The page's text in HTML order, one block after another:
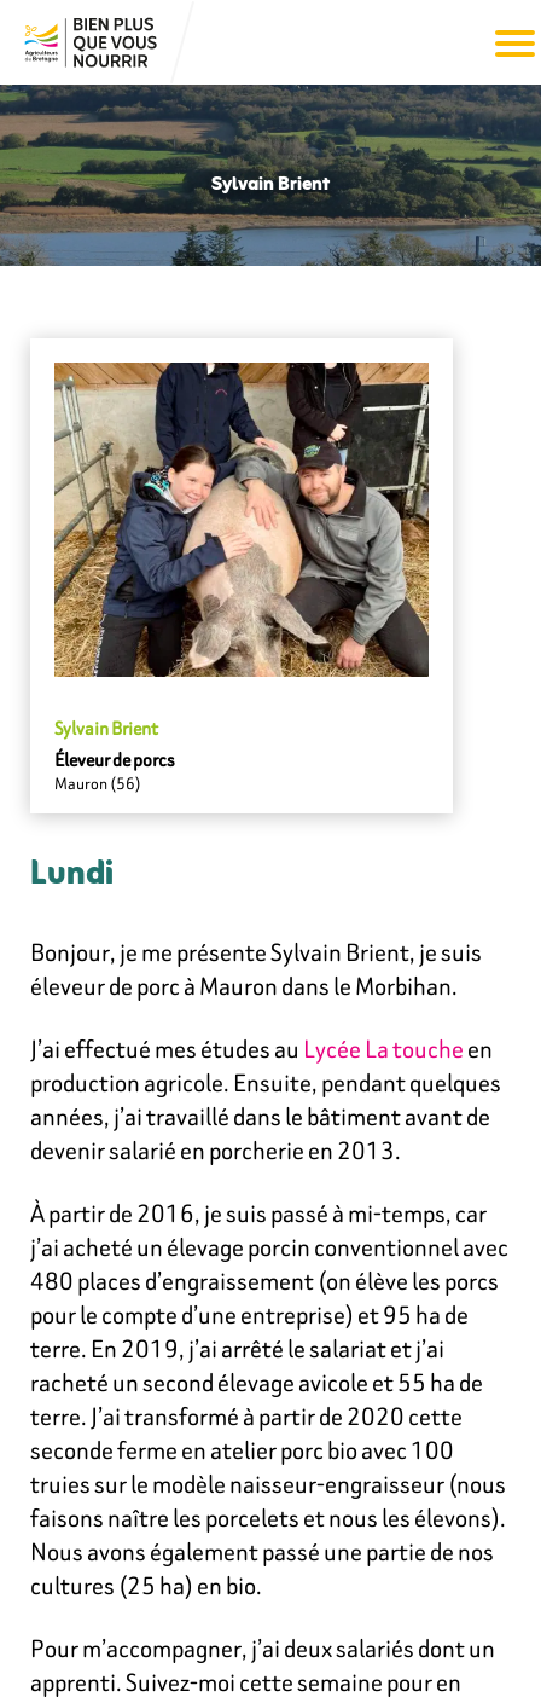
Sylvain Brient
Sylvain Brient
Éleveur de porcs
Mauron (56)
Lundi
Bonjour, je me présente Sylvain Brient, je suis
éleveur de porc à Mauron dans le Morbihan.
J’ai effectué mes études au Lycée La toucheen
production agricole. Ensuite, pendant quelques
années, j’ai travaillé dans le bâtiment avant de
devenir salarié en porcherie en 2013.
À partir de 2016, je suis passé à mi-temps, car
j’ai acheté un élevage porcin conventionnel avec
480 places d’engraissement (on élève les porcs
pour le compte d’une entreprise) et 95 ha de
terre. En 2019, j’ai arrêté le salariat et j’ai
racheté un second élevage avicole et 55 ha de
terre. J’ai transformé à partir de 2020 cette
seconde ferme en atelier porc bio avec 100
truies sur le modèle naisseur-engraisseur (nous
faisons naître les porcelets et nous les élevons).
Nous avons également passé une partie de nos
cultures (25 ha) en bio.
Pour m’accompagner, j’ai deux salariés dont un
apprenti. Suivez-moi cette semaine pour en